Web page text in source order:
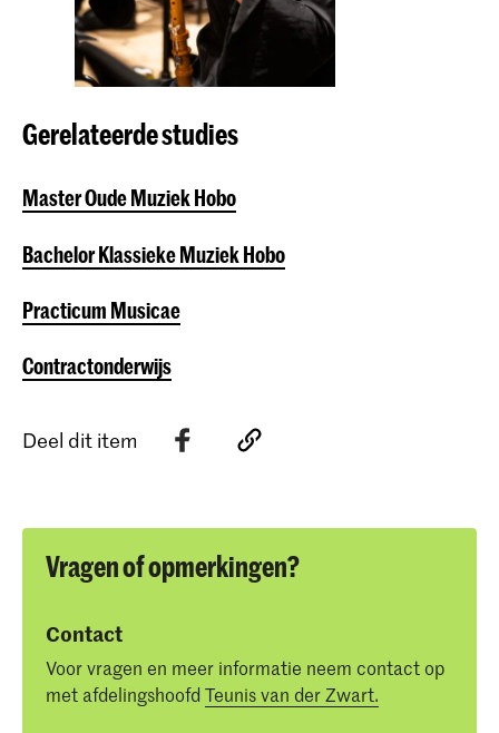
Gerelateerde studies
Master Oude Muziek Hobo
Bachelor Klassieke Muziek Hobo
Practicum Musicae
Contractonderwijs
Deel dit item
Vragen of opmerkingen?
Contact
Voor vragen en meer informatie neem contact op
met afdelingshoofdTeunis van der Zwart.